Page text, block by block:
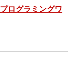
ログラミングワ